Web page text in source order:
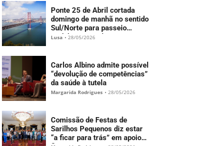
Ponte 25 de Abril cortada
domingo de manhã no sentido
Sul/Norte para passeio
Pedala Portugal
Lusa • 28/05/2026
Carlos Albino admite possível
“devolução de competências”
da saúde à tutela
Margarida Rodrigues • 28/05/2026
Comissão de Festas de
Sarilhos Pequenos diz estar
“a ficar para trás” em apoios